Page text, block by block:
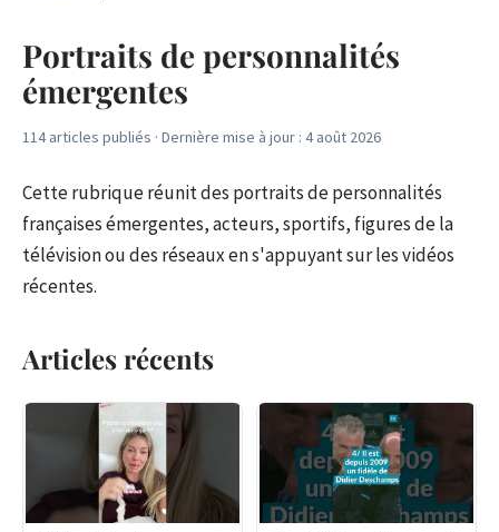
Portraits de personnalités
émergentes
114 articles publiés · Dernière mise à jour : 4 août 2026
Cette rubrique réunit des portraits de personnalités
françaises émergentes, acteurs, sportifs, figures de la
télévision ou des réseaux en s'appuyant sur les vidéos
récentes.
Articles récents